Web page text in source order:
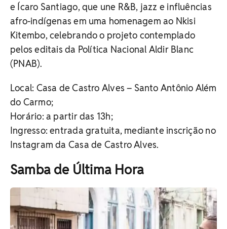
e Ícaro Santiago, que une R&B, jazz e influências
afro-indígenas em uma homenagem ao Nkisi
Kitembo, celebrando o projeto contemplado
pelos editais da Política Nacional Aldir Blanc
(PNAB).
Local: Casa de Castro Alves – Santo Antônio Além
do Carmo;
Horário: a partir das 13h;
Ingresso: entrada gratuita, mediante inscrição no
Instagram da Casa de Castro Alves.
Samba de Última Hora